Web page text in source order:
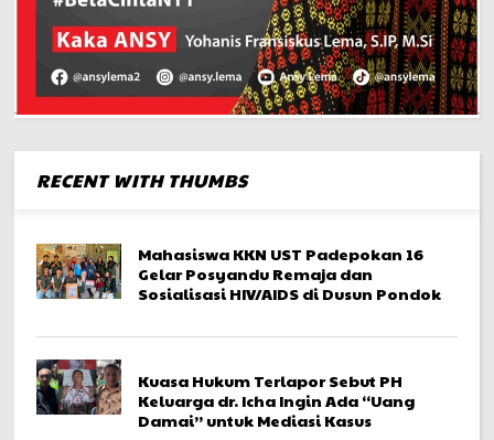
RECENT WITH THUMBS
Mahasiswa KKN UST Padepokan 16
Gelar Posyandu Remaja dan
Sosialisasi HIV/AIDS di Dusun Pondok
Kuasa Hukum Terlapor Sebut PH
Keluarga dr. Icha Ingin Ada “Uang
Damai” untuk Mediasi Kasus